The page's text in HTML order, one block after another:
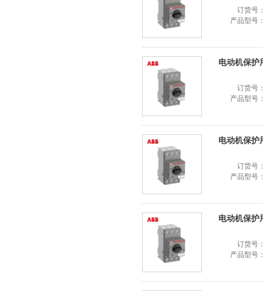
订货号
产品型号
电动机保护
订货号
产品型号
电动机保护
订货号
产品型号
电动机保护
订货号
产品型号